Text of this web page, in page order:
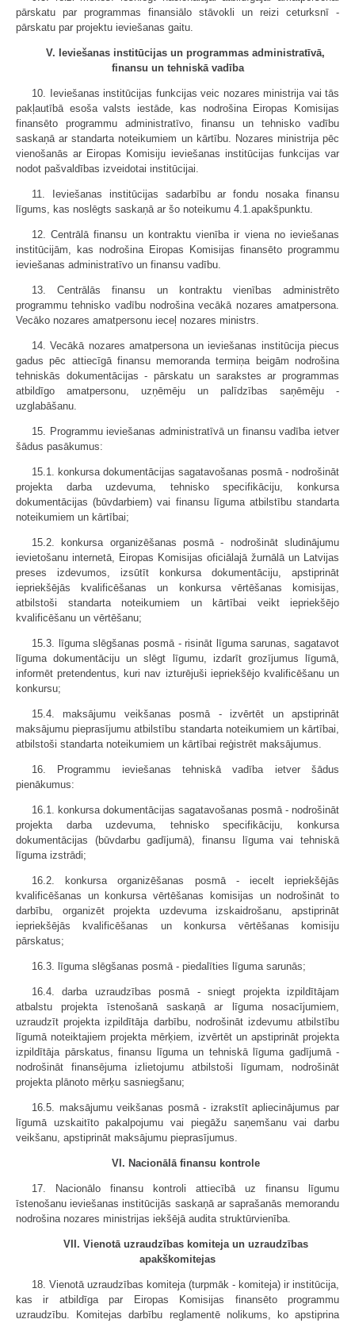
pārskatu par programmas finansiālo stāvokli un reizi ceturksnī -
pārskatu par projektu ieviešanas gaitu.
V. Ieviešanas institūcijas un programmas administratīvā,
finansu un tehniskā vadība
10. Ieviešanas institūcijas funkcijas veic nozares ministrija vai tās
pakļautībā esoša valsts iestāde, kas nodrošina Eiropas Komisijas
finansēto programmu administratīvo, finansu un tehnisko vadību
saskaņā ar standarta noteikumiem un kārtību. Nozares ministrija pēc
vienošanās ar Eiropas Komisiju ieviešanas institūcijas funkcijas var
nodot pašvaldības izveidotai institūcijai.
11. Ieviešanas institūcijas sadarbību ar fondu nosaka finansu
līgums, kas noslēgts saskaņā ar šo noteikumu 4.1.apakšpunktu.
12. Centrālā finansu un kontraktu vienība ir viena no ieviešanas
institūcijām, kas nodrošina Eiropas Komisijas finansēto programmu
ieviešanas administratīvo un finansu vadību.
13. Centrālās finansu un kontraktu vienības administrēto
programmu tehnisko vadību nodrošina vecākā nozares amatpersona.
Vecāko nozares amatpersonu ieceļ nozares ministrs.
14. Vecākā nozares amatpersona un ieviešanas institūcija piecus
gadus pēc attiecīgā finansu memoranda termiņa beigām nodrošina
tehniskās dokumentācijas - pārskatu un sarakstes ar programmas
atbildīgo amatpersonu, uzņēmēju un palīdzības saņēmēju -
uzglabāšanu.
15. Programmu ieviešanas administratīvā un finansu vadība ietver
šādus pasākumus:
15.1. konkursa dokumentācijas sagatavošanas posmā - nodrošināt
projekta darba uzdevuma, tehnisko specifikāciju, konkursa
dokumentācijas (būvdarbiem) vai finansu līguma atbilstību standarta
noteikumiem un kārtībai;
15.2. konkursa organizēšanas posmā - nodrošināt sludinājumu
ievietošanu internetā, Eiropas Komisijas oficiālajā žurnālā un Latvijas
preses izdevumos, izsūtīt konkursa dokumentāciju, apstiprināt
iepriekšējās kvalificēšanas un konkursa vērtēšanas komisijas,
atbilstoši standarta noteikumiem un kārtībai veikt iepriekšējo
kvalificēšanu un vērtēšanu;
15.3. līguma slēgšanas posmā - risināt līguma sarunas, sagatavot
līguma dokumentāciju un slēgt līgumu, izdarīt grozījumus līgumā,
informēt pretendentus, kuri nav izturējuši iepriekšējo kvalificēšanu un
konkursu;
15.4. maksājumu veikšanas posmā - izvērtēt un apstiprināt
maksājumu pieprasījumu atbilstību standarta noteikumiem un kārtībai,
atbilstoši standarta noteikumiem un kārtībai reģistrēt maksājumus.
16. Programmu ieviešanas tehniskā vadība ietver šādus
pienākumus:
16.1. konkursa dokumentācijas sagatavošanas posmā - nodrošināt
projekta darba uzdevuma, tehnisko specifikāciju, konkursa
dokumentācijas (būvdarbu gadījumā), finansu līguma vai tehniskā
līguma izstrādi;
16.2. konkursa organizēšanas posmā - iecelt iepriekšējās
kvalificēšanas un konkursa vērtēšanas komisijas un nodrošināt to
darbību, organizēt projekta uzdevuma izskaidrošanu, apstiprināt
iepriekšējās kvalificēšanas un konkursa vērtēšanas komisiju
pārskatus;
16.3. līguma slēgšanas posmā - piedalīties līguma sarunās;
16.4. darba uzraudzības posmā - sniegt projekta izpildītājam
atbalstu projekta īstenošanā saskaņā ar līguma nosacījumiem,
uzraudzīt projekta izpildītāja darbību, nodrošināt izdevumu atbilstību
līgumā noteiktajiem projekta mērķiem, izvērtēt un apstiprināt projekta
izpildītāja pārskatus, finansu līguma un tehniskā līguma gadījumā -
nodrošināt finansējuma izlietojumu atbilstoši līgumam, nodrošināt
projekta plānoto mērķu sasniegšanu;
16.5. maksājumu veikšanas posmā - izrakstīt apliecinājumus par
līgumā uzskaitīto pakalpojumu vai piegāžu saņemšanu vai darbu
veikšanu, apstiprināt maksājumu pieprasījumus.
VI. Nacionālā finansu kontrole
17. Nacionālo finansu kontroli attiecībā uz finansu līgumu
īstenošanu ieviešanas institūcijās saskaņā ar saprašanās memorandu
nodrošina nozares ministrijas iekšējā audita struktūrvienība.
VII. Vienotā uzraudzības komiteja un uzraudzības
apakškomitejas
18. Vienotā uzraudzības komiteja (turpmāk - komiteja) ir institūcija,
kas ir atbildīga par Eiropas Komisijas finansēto programmu
uzraudzību. Komitejas darbību reglamentē nolikums, ko apstiprina